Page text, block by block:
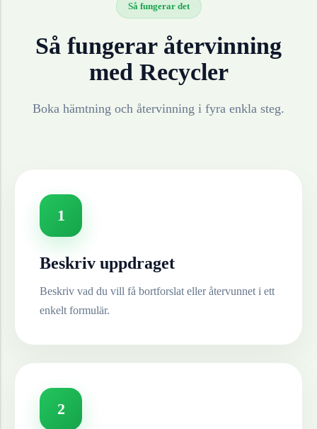
Så fungerar det
Så fungerar återvinning
med Recycler
Boka hämtning och återvinning i fyra enkla steg.
1
Beskriv uppdraget
Beskriv vad du vill få bortforslat eller återvunnet i ett
enkelt formulär.
2